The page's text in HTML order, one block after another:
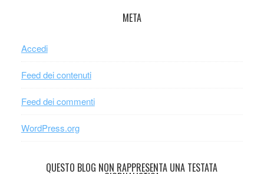
META
Accedi
Feed dei contenuti
Feed dei commenti
WordPress.org
QUESTO BLOG NON RAPPRESENTA UNA TESTATA